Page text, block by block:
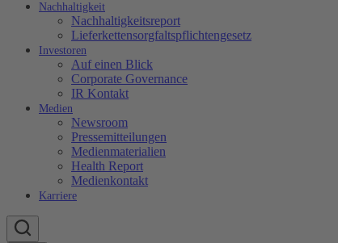
Nachhaltigkeit
Nachhaltigkeitsreport
Lieferkettensorgfaltspflichtengesetz
Investoren
Auf einen Blick
Corporate Governance
IR Kontakt
Medien
Newsroom
Pressemitteilungen
Medienmaterialien
Health Report
Medienkontakt
Karriere